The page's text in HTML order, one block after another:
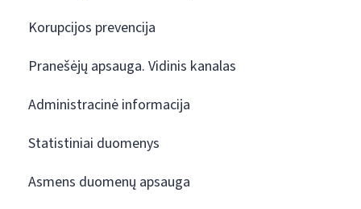
Korupcijos prevencija
Pranešėjų apsauga. Vidinis kanalas
Administracinė informacija
Statistiniai duomenys
Asmens duomenų apsauga